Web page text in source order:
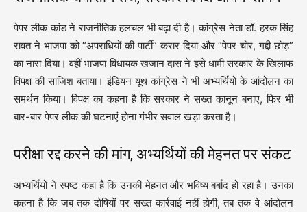
पेपर लीक कांड ने राजनीतिक हलचल भी बढ़ा दी है। कांग्रेस नेता डॉ. हरक सिंह
रावत ने भाजपा को “अपराधियों की पार्टी” करार दिया और “पेपर चोर, गद्दी छोड़”
का नारा दिया। वहीं भाजपा विधायक खजान दास ने इसे धामी सरकार के खिलाफ
विपक्ष की साजिश बताया। इंडियन यूथ कांग्रेस ने भी अभ्यर्थियों के आंदोलन का
समर्थन किया। विपक्ष का कहना है कि सरकार ने सख्त कानून बनाए, फिर भी
बार-बार पेपर लीक की घटनाएं होना गंभीर सवाल खड़ा करता है।
परीक्षा रद्द करने की मांग, अभ्यर्थियों की मेहनत पर संकट
अभ्यर्थियों ने स्पष्ट कहा है कि उनकी मेहनत और भविष्य बर्बाद हो रहा है। उनका
कहना है कि जब तक दोषियों पर सख्त कार्रवाई नहीं होगी, तब तक वे आंदोलन